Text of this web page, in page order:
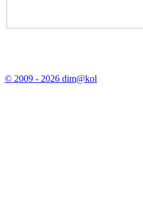
© 2009 - 2026 dim@kol